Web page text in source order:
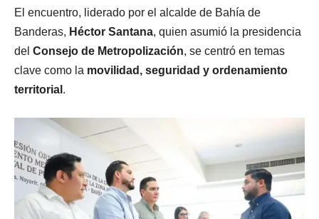
El encuentro, liderado por el alcalde de Bahía de
Banderas, Héctor Santana, quien asumió la presidencia
del Consejo de Metropolización, se centró en temas
clave como la movilidad, seguridad y ordenamiento
territorial .